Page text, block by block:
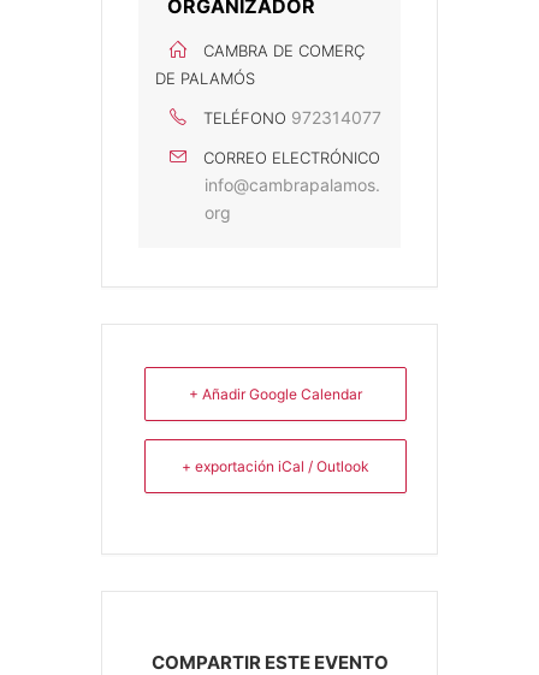
ORGANIZADOR
CAMBRA DE COMERÇ
DE PALAMÓS
TELÉFONO 972314077
CORREO ELECTRÓNICO
info@cambrapalamos.
org
+ Añadir Google Calendar
+ exportación iCal / Outlook
COMPARTIR ESTE EVENTO